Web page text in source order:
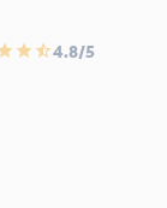
star star_half4.8/5